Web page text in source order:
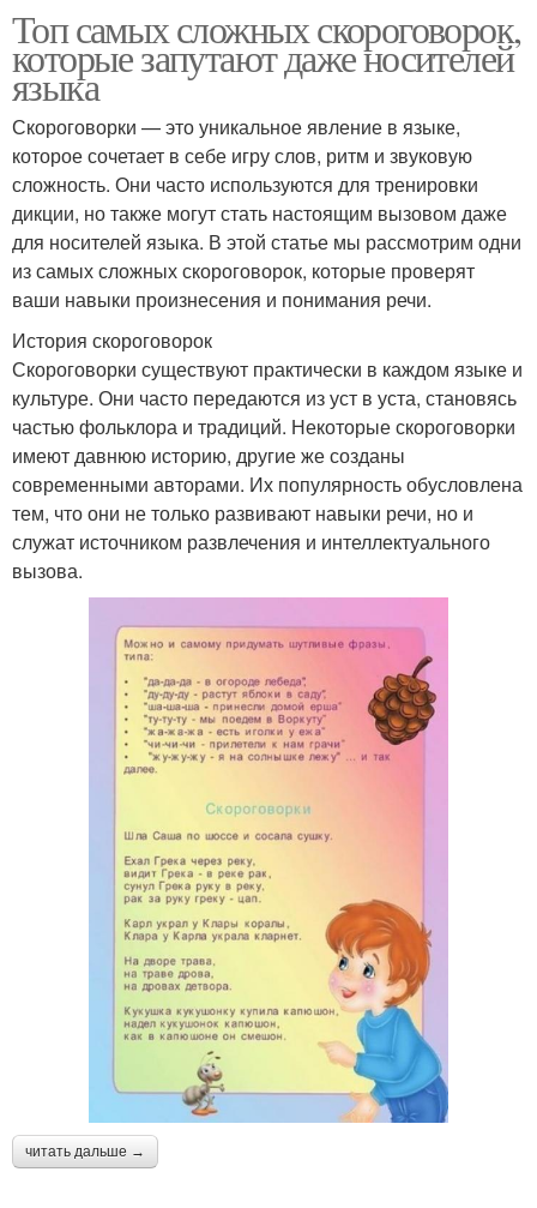
Топ самых сложных скороговорок,
которые запутают даже носителей
языка
Скороговорки — это уникальное явление в языке,
которое сочетает в себе игру слов, ритм и звуковую
сложность. Они часто используются для тренировки
дикции, но также могут стать настоящим вызовом даже
для носителей языка. В этой статье мы рассмотрим одни
из самых сложных скороговорок, которые проверят
ваши навыки произнесения и понимания речи.
История скороговорок
Скороговорки существуют практически в каждом языке и
культуре. Они часто передаются из уст в уста, становясь
частью фольклора и традиций. Некоторые скороговорки
имеют давнюю историю, другие же созданы
современными авторами. Их популярность обусловлена
тем, что они не только развивают навыки речи, но и
служат источником развлечения и интеллектуального
вызова.
читать дальше →